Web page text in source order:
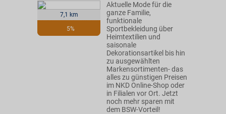
7,1 km
5%
Aktuelle Mode für die
ganze Familie,
funktionale
Sportbekleidung über
Heimtextilien und
saisonale
Dekorationsartikel bis hin
zu ausgewählten
Markensortimenten- das
alles zu günstigen Preisen
im NKD Online-Shop oder
in Filialen vor Ort. Jetzt
noch mehr sparen mit
dem BSW-Vorteil!